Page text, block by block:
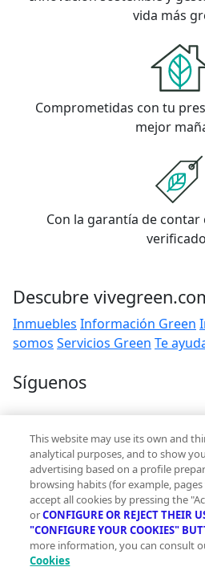
vida más
Comprometidas con tu
mejor
Con la garantía de
Descubre
Inmuebles Información Green
somos Servicios Green Te
Síguenos
Contacto
hola@vivegreen.com
Aviso Legal
Condiciones de uso
This website may use its own and
analytical purposes, and to show
advertising based on a profile
browsing habits (for example, pages
accept all cookies by pressing the
orCONFIGURE OR REJECT THEIR
"CONFIGURE YOUR COOKIES"
more information, you can consult
Cookies